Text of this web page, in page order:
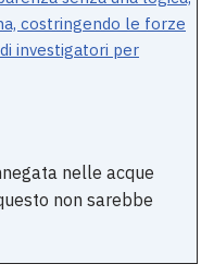
nelle acque
non sarebbe